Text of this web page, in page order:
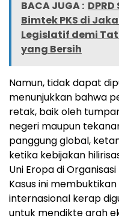
BACA JUGA :
Bimtek PKS di
Legislatif demi
yang Bersih
Namun, tidak dapat
menunjukkan bahwa
retak, baik oleh
negeri maupun
panggung global,
ketika kebijakan
Uni Eropa di
Kasus ini
internasional kerap
untuk mendikte arah